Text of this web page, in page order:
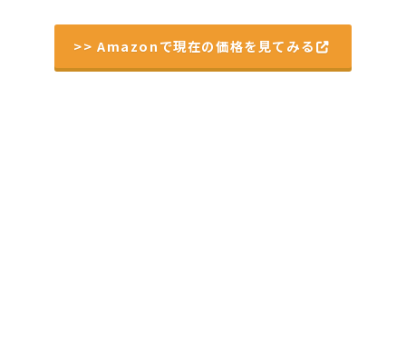
>> Amazonで現在の価格を見てみる